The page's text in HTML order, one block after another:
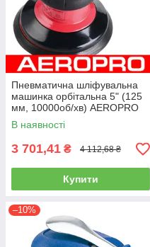
Пневматична шліфувальна
машинка орбітальна 5" (125
мм, 10000об/хв) AEROPRO
RP7335s (шліфмашинка)
В наявності
3 701,41 ₴ 4 112,68 ₴
Купити
–10%